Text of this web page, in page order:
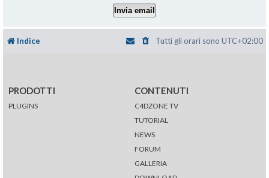
Indice Tutti gli orari sono UTC+02:00
PRODOTTI
PLUGINS
CONTENUTI
C4DZONE TV
TUTORIAL
NEWS
FORUM
GALLERIA